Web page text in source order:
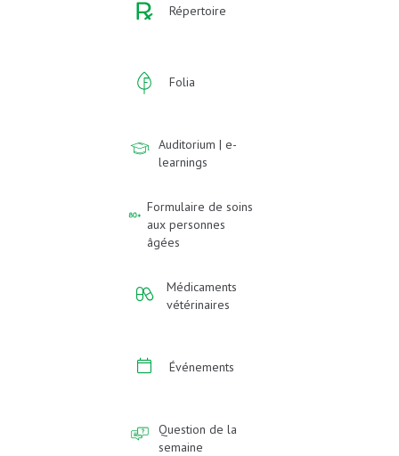
Répertoire
Folia
Auditorium | e-
learnings
Formulaire de soins
aux personnes
âgées
Médicaments
vétérinaires
Événements
Question de la
semaine